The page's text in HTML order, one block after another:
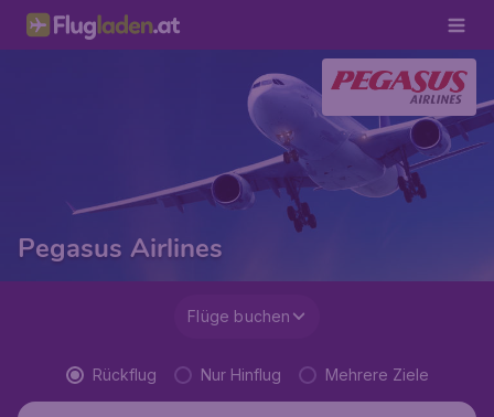
Pegasus Airlines
Flüge buchen
Rückflug Nur Hinflug Mehrere Ziele